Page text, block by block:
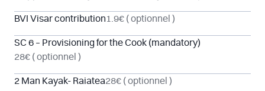
BVI Visar contribution1.9€ ( optionnel )
SC 6 – Provisioning for the Cook (mandatory)
28€ ( optionnel )
2 Man Kayak- Raiatea28€ ( optionnel )